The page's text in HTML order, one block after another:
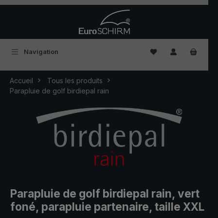
Navigation Vous avez 0
Accueil
Tous les produits
Parapluie de golf birdiepal rain
Parapluie de golf birdiepal rain, vert
foné, parapluie partenaire, taille XXL